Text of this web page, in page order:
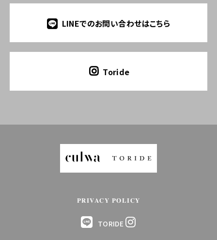
LINEでのお問い合わせはこちら
Toride
PRIVACY POLICY
TORIDE